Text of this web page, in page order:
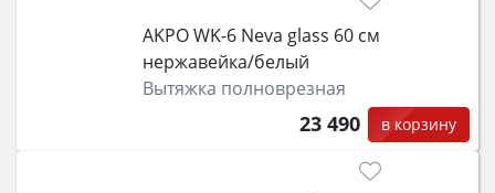
AKPO WK-6 Neva glass 60 см
нержавейка/белый
Вытяжка полноврезная
23 490 в корзину